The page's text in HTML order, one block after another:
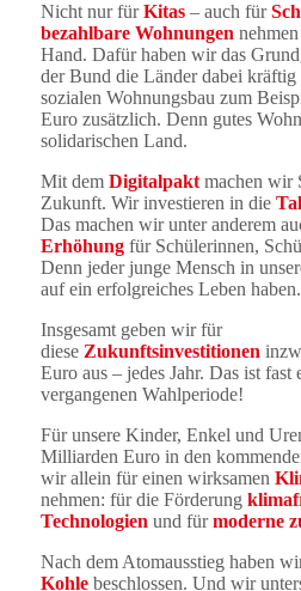
Nicht nur fürKitas– auch für
bezahlbare Wohnungen
Hand. Dafür haben wir das
der Bund die Länder dabei kräftig
sozialen Wohnungsbau zum
Euro zusätzlich. Denn gutes
solidarischen Land.
Mit dem Digitalpaktmachen wir
Zukunft. Wir investieren in die
Das machen wir unter anderem
Erhöhungfür Schülerinnen,
Denn jeder junge Mensch in
auf ein erfolgreiches Leben haben.
Insgesamt geben wir für
diese Zukunftsinvestitionen
Euro aus – jedes Jahr. Das ist
vergangenen Wahlperiode!
Für unsere Kinder, Enkel und
Milliarden Euro in den
wir allein für einen wirksamen
nehmen: für die Förderung
Technologien und fürmoderne
Nach dem Atomausstieg haben
Kohlebeschlossen. Und wir